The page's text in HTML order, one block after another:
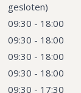
gesloten)
09:30 - 18:00
09:30 - 18:00
09:30 - 18:00
09:30 - 18:00
09:30 - 17:30